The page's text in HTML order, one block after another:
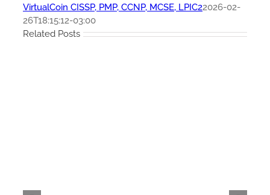
VirtualCoin CISSP, PMP, CCNP, MCSE, LPIC22026-02-
26T18:15:12-03:00
Related Posts